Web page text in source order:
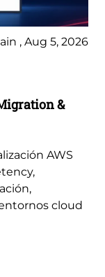
, Aug 5, 2026
&
AWS
cloud